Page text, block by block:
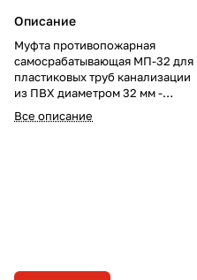
Описание
Муфта противопожарная
самосрабатывающая МП-32 для
пластиковых труб канализации
из ПВХ диаметром 32 мм -
обеспечивает огнестойкость
конструкций узлов прокладки
Все описание